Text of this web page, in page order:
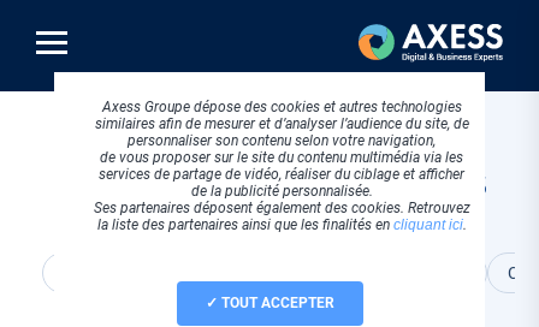
contenu
principal
Dématérialisation et
GED : tous les articles
Axess Groupe dépose des cookies et autres technologies
similaires afin de mesurer et d’analyser l’audience du site, de
personnaliser son contenu selon votre navigation,
de vous proposer sur le site du contenu multimédia via les
services de partage de vidéo, réaliser du ciblage et afficher
de la publicité personnalisée.
Ses partenaires déposent également des cookies. Retrouvez
la liste des partenaires ainsi que les finalités en cliquant ici.
TOUT ACCEPTER